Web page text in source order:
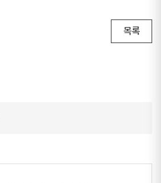
목록